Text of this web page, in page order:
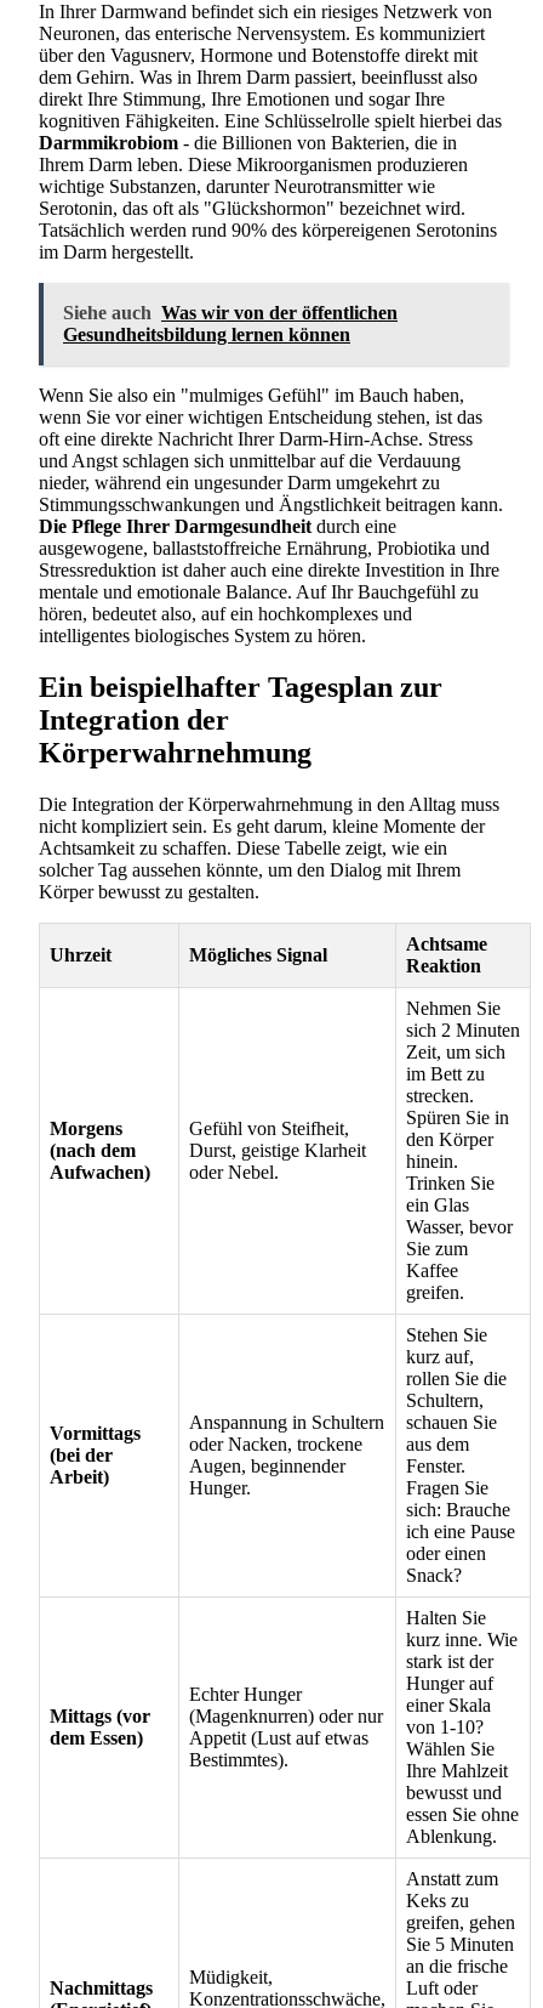
In Ihrer Darmwand befindet sich ein riesiges Netzwerk von
Neuronen, das enterische Nervensystem. Es kommuniziert
über den Vagusnerv, Hormone und Botenstoffe direkt mit
dem Gehirn. Was in Ihrem Darm passiert, beeinflusst also
direkt Ihre Stimmung, Ihre Emotionen und sogar Ihre
kognitiven Fähigkeiten. Eine Schlüsselrolle spielt hierbei das
Darmmikrobiom - die Billionen von Bakterien, die in
Ihrem Darm leben. Diese Mikroorganismen produzieren
wichtige Substanzen, darunter Neurotransmitter wie
Serotonin, das oft als "Glückshormon" bezeichnet wird.
Tatsächlich werden rund 90% des körpereigenen Serotonins
im Darm hergestellt.
Siehe auch Was wir von der öffentlichen
Gesundheitsbildung lernen können
Wenn Sie also ein "mulmiges Gefühl" im Bauch haben,
wenn Sie vor einer wichtigen Entscheidung stehen, ist das
oft eine direkte Nachricht Ihrer Darm-Hirn-Achse. Stress
und Angst schlagen sich unmittelbar auf die Verdauung
nieder, während ein ungesunder Darm umgekehrt zu
Stimmungsschwankungen und Ängstlichkeit beitragen kann.
Die Pflege Ihrer Darmgesundheit durch eine
ausgewogene, ballaststoffreiche Ernährung, Probiotika und
Stressreduktion ist daher auch eine direkte Investition in Ihre
mentale und emotionale Balance. Auf Ihr Bauchgefühl zu
hören, bedeutet also, auf ein hochkomplexes und
intelligentes biologisches System zu hören.
Ein beispielhafter Tagesplan zur
Integration der
Körperwahrnehmung
Die Integration der Körperwahrnehmung in den Alltag muss
nicht kompliziert sein. Es geht darum, kleine Momente der
Achtsamkeit zu schaffen. Diese Tabelle zeigt, wie ein
solcher Tag aussehen könnte, um den Dialog mit Ihrem
Körper bewusst zu gestalten.
Uhrzeit Mögliches Signal
Achtsame
Reaktion
Morgens
(nach dem
Aufwachen)
Gefühl von Steifheit,
Durst, geistige Klarheit
oder Nebel.
Nehmen Sie
sich 2 Minuten
Zeit, um sich
im Bett zu
strecken.
Spüren Sie in
den Körper
hinein.
Trinken Sie
ein Glas
Wasser, bevor
Sie zum
Kaffee
greifen.
Vormittags
(bei der
Arbeit)
Anspannung in Schultern
oder Nacken, trockene
Augen, beginnender
Hunger.
Stehen Sie
kurz auf,
rollen Sie die
Schultern,
schauen Sie
aus dem
Fenster.
Fragen Sie
sich: Brauche
ich eine Pause
oder einen
Snack?
Mittags (vor
dem Essen)
Echter Hunger
(Magenknurren) oder nur
Appetit (Lust auf etwas
Bestimmtes).
Halten Sie
kurz inne. Wie
stark ist der
Hunger auf
einer Skala
von 1-10?
Wählen Sie
Ihre Mahlzeit
bewusst und
essen Sie ohne
Ablenkung.
Nachmittags
Müdigkeit,
Konzentrationsschwäche,
Anstatt zum
Keks zu
greifen, gehen
Sie 5 Minuten
an die frische
Luft oder